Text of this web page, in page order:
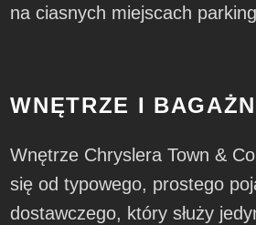
na ciasnych miejscach
WNĘTRZE I
Wnętrze Chryslera Town &
się od typowego, prostego
dostawczego, który służy